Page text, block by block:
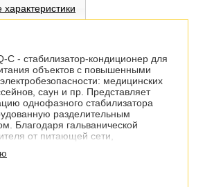
характеристики
C - стабилизатор-кондиционер для
объектов с повышенными
медицинских
саун и пр. Представляет
однофазного стабилизатора
разделительным
Благодаря гальванической
от питающей сети,
индустриальных помех в сети.